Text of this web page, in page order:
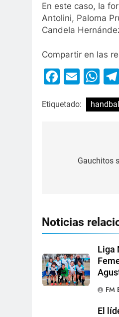
En este caso, la
Antolini, Paloma
Candela
Compartir en las
Email
Etiquetado:
Gauchitos
Noticias
Liga
FM
El